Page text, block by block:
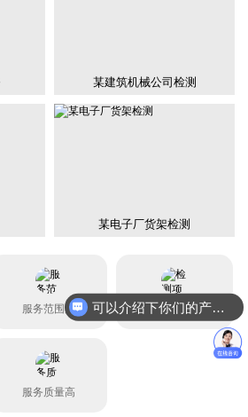
某建筑机械公司检测
某电子厂货架检测
服务范围广 检测项目全
服务质量高
可以介绍下你们的产品么？